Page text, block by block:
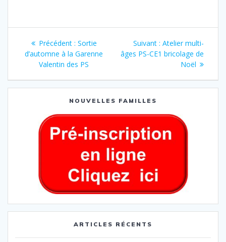
Précédent : Sortie
d’automne à la Garenne
Valentin des PS
Suivant : Atelier multi-
âges PS-CE1 bricolage de
Noël
NOUVELLES FAMILLES
ARTICLES RÉCENTS